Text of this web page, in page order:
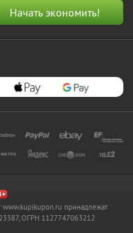
www.kupikupon.ru принадлежат
ОГРН 1127747063212